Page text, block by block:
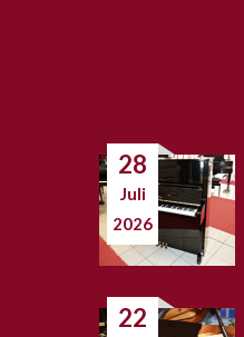
28
Juli
2026
22